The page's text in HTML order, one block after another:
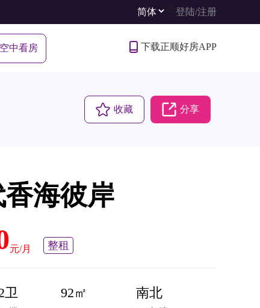
登陆/注册
空中看房 下载正顺好房APP
收藏 分享
香海彼岸
元/月 整租
卫 92㎡ 南北